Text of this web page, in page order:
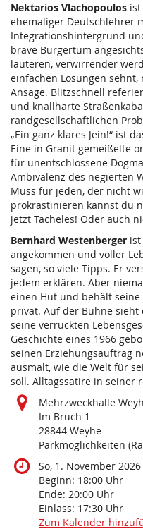
Nektarios Vlachopoulos
ehemaliger Deutschlehrer
Integrationshintergrund
brave Bürgertum
lauteren, verwirrender
einfachen Lösungen
Ansage. Blitzschnell
und knallharte
randgesellschaftlichen
„Ein ganz klares Jein!“ ist
Eine in Granit gemeißelte
für unentschlossene
Ambivalenz des negierten
Muss für jeden, der nicht
prokrastinieren kannst du
jetzt Tacheles! Oder auch
Bernhard Westenberger
angekommen und voller
sagen, so viele Tipps. Er
jedem erklären. Aber
einen Hut und behält
privat. Auf der Bühne
seine verrückten
Geschichte eines 1966
seinen Erziehungsauftrag
ausmalt, wie die Welt für
soll. Alltagssatire in seiner
Mehrzweckhalle
Im Bruch 1
28844 Weyhe
Parkmöglichkeiten
So, 1. November 2026
Beginn: 18:00 Uhr
Ende: 20:00 Uhr
Einlass: 17:30 Uhr
Zum Kalender